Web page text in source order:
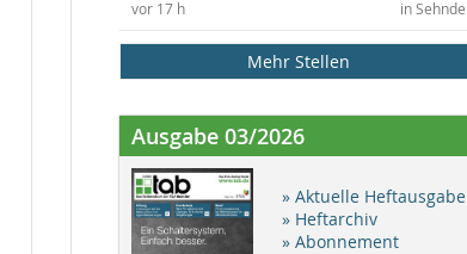
in Sehnde
vor 17 h
Mehr Stellen
Ausgabe 03/2026
» Aktuelle Heftausgabe
» Heftarchiv
» Abonnement